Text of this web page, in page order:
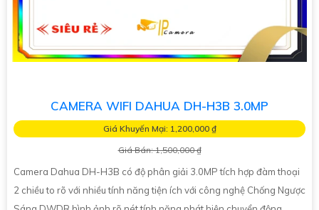
CAMERA WIFI DAHUA DH-H3B 3.0MP
Giá Khuyến Mại: 1,200,000 ₫
Giá Bán: 1,500,000 ₫
Camera Dahua DH-H3B có độ phân giải 3.0MP tích hợp đàm thoại
2 chiều to rõ với nhiều tính năng tiện ích với công nghệ Chống Ngược